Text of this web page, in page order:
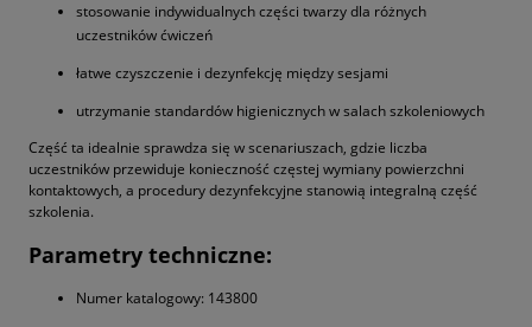
stosowanie indywidualnych części twarzy dla różnych
uczestników ćwiczeń
łatwe czyszczenie i dezynfekcję między sesjami
utrzymanie standardów higienicznych w salach szkoleniowych
Część ta idealnie sprawdza się w scenariuszach, gdzie liczba
uczestników przewiduje konieczność częstej wymiany powierzchni
kontaktowych, a procedury dezynfekcyjne stanowią integralną część
szkolenia.
Parametry techniczne:
Numer katalogowy: 143800